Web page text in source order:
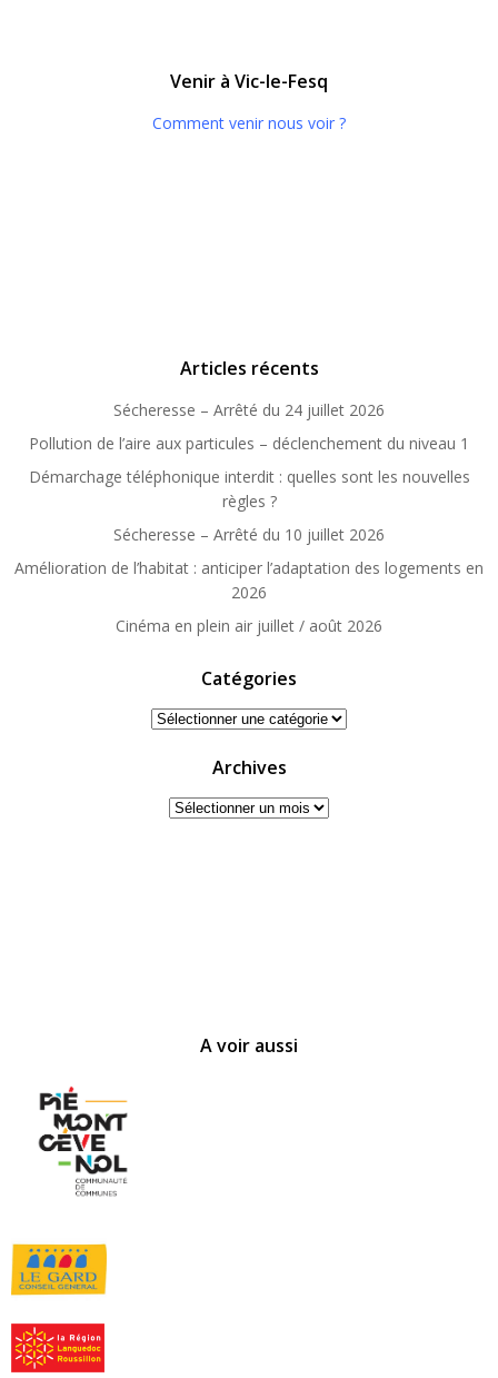
Venir à Vic-le-Fesq
Comment venir nous voir ?
Articles récents
Sécheresse – Arrêté du 24 juillet 2026
Pollution de l’aire aux particules – déclenchement du niveau 1
Démarchage téléphonique interdit : quelles sont les nouvelles
règles ?
Sécheresse – Arrêté du 10 juillet 2026
Amélioration de l’habitat : anticiper l’adaptation des logements en
2026
Cinéma en plein air juillet / août 2026
Catégories
Catégories
Archives
Archives
A voir aussi